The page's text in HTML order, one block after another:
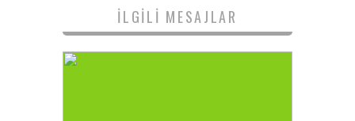
İLGILI MESAJLAR